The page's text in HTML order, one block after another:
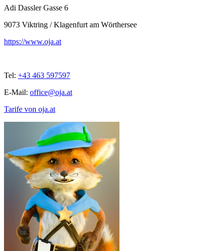
Adi Dassler Gasse 6
9073 Viktring / Klagenfurt am Wörthersee
https://www.oja.at
Tel: +43 463 597597
E-Mail: office@oja.at
Tarife von oja.at